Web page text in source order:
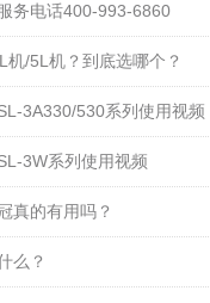
务电话400-993-6860
/5L机？到底选哪个？
3A330/530系列使用视频
3W系列使用视频
真的有用吗？
么？